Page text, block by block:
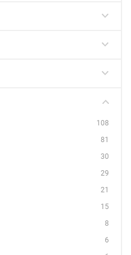
108
81
30
29
21
15
8
6